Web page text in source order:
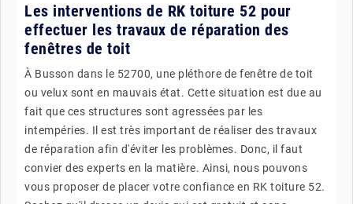
Les interventions de RK toiture 52 pour
effectuer les travaux de réparation des
fenêtres de toit
À Busson dans le 52700, une pléthore de fenêtre de toit
ou velux sont en mauvais état. Cette situation est due au
fait que ces structures sont agressées par les
intempéries. Il est très important de réaliser des travaux
de réparation afin d'éviter les problèmes. Donc, il faut
convier des experts en la matière. Ainsi, nous pouvons
vous proposer de placer votre confiance en RK toiture 52.